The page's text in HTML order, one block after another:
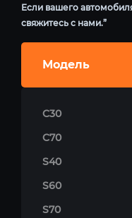
Если вашего
свяжитесь с нами.”
Модель
C30
C70
S40
S60
S70